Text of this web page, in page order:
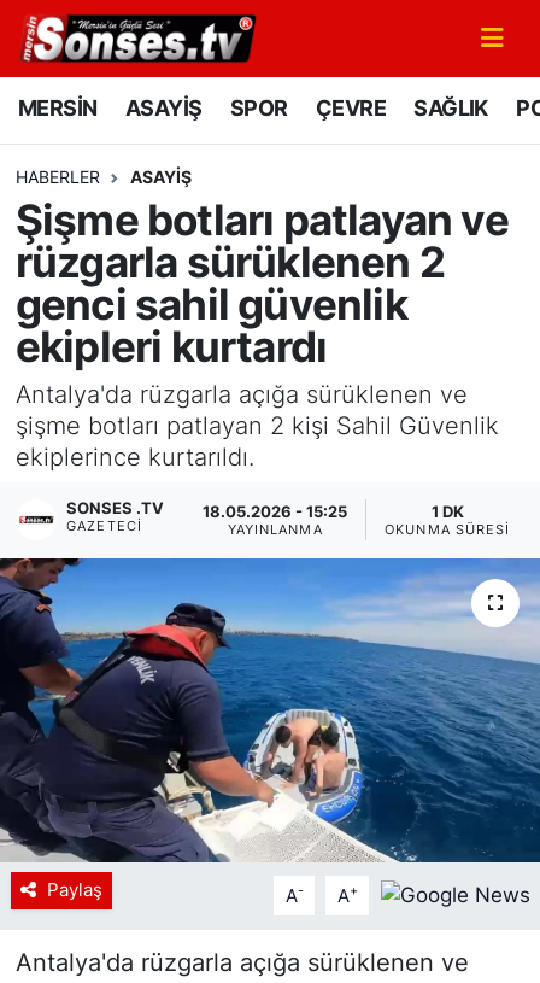
MERSİN ASAYİŞ SPOR ÇEVRE SAĞLIK
HABERLER ASAYİŞ
Şişme botları patlayan ve
rüzgarla sürüklenen 2
genci sahil güvenlik
ekipleri kurtardı
Antalya'da rüzgarla açığa sürüklenen ve
şişme botları patlayan 2 kişi Sahil Güvenlik
ekiplerince kurtarıldı.
SONSES .TV
GAZETECI
18.05.2026 - 15:25
YAYINLANMA
1 DK
OKUNMA SÜRESI
Paylaş A- A+
Antalya'da rüzgarla açığa sürüklenen ve
MERSİN
SPOR
GÜNÜN MANŞETİ
DÜNYA
KÜLTÜR - SANAT
MAGAZİN
SAĞLIK
YEREL HABER
Haberde insan
Tanıtım
Mersin Nöbetçi Eczaneler
Mersin Namaz Vakitleri
Mersin Trafik Yoğunluk Haritası
Süper Lig Puan Durumu ve Fikstür
Tüm Manşetler
Son Dakika Haberleri
Haber Arşivi